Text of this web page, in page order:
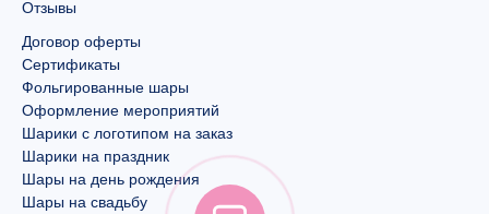
Отзывы
Договор оферты
Сертификаты
Фольгированные шары
Оформление мероприятий
Шарики с логотипом на заказ
Шарики на праздник
Шары на день рождения
Шары на свадьбу